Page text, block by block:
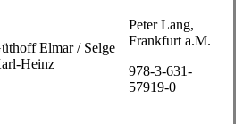
Elmar / Selge
Heinz
Peter Lang,
Frankfurt a.M.
978-3-631-
57919-0